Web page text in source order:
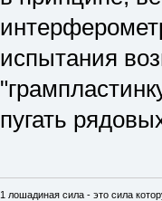
испытания
пугать
1 лошадиная сила - это сила